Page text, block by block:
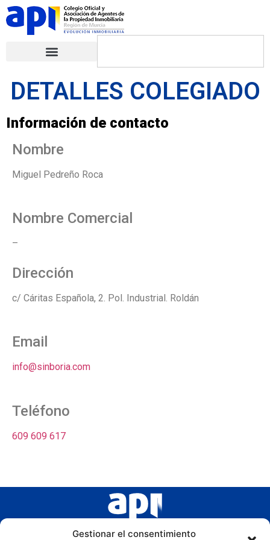
Gestionar el consentimiento
DETALLES COLEGIADO
Información de contacto
Nombre
Miguel Pedreño Roca
Nombre Comercial
–
Dirección
c/ Cáritas Española, 2. Pol. Industrial. Roldán
Email
info@sinboria.com
Teléfono
609 609 617